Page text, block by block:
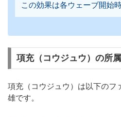
この効果は各ウェーブ開始
項充（コウジュウ）の所
項充（コウジュウ）は以下のフ
雄です。